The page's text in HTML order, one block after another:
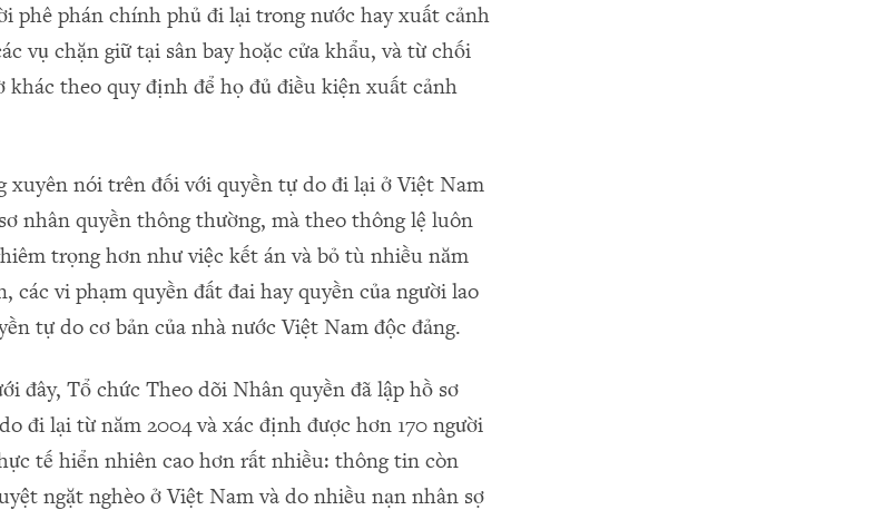
phê phán chính phủ đi lại trong nước hay xuất cảnh
vụ chặn giữ tại sân bay hoặc cửa khẩu, và từ chối
khác theo quy định để họ đủ điều kiện xuất cảnh
xuyên nói trên đối với quyền tự do đi lại ở Việt Nam
nhân quyền thông thường, mà theo thông lệ luôn
trọng hơn như việc kết án và bỏ tù nhiều năm
các vi phạm quyền đất đai hay quyền của người lao
tự do cơ bản của nhà nước Việt Nam độc đảng.
đây, Tổ chức Theo dõi Nhân quyền đã lập hồ sơ
đi lại từ năm 2004 và xác định được hơn 170 người
tế hiển nhiên cao hơn rất nhiều: thông tin còn
ngặt nghèo ở Việt Nam và do nhiều nạn nhân sợ